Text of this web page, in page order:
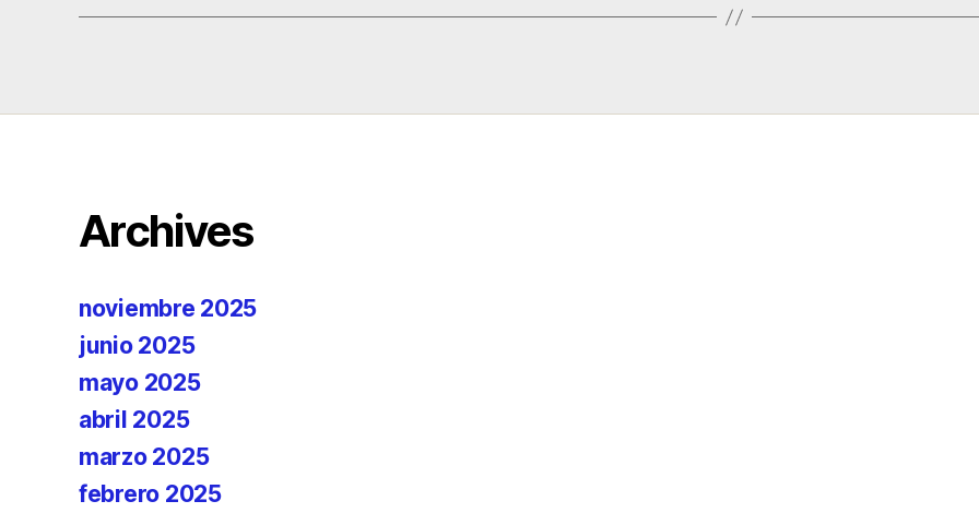
Archives
noviembre 2025
junio 2025
mayo 2025
abril 2025
marzo 2025
febrero 2025